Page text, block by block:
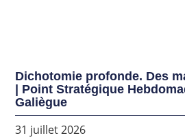
Dichotomie profonde. Des
| Point Stratégique
Galiègue
31 juillet 2026